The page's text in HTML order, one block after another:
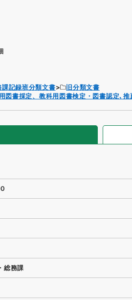
記録班分類文書
旧分類文書
書採定、教科用図書検定・図書認定､推
総務課